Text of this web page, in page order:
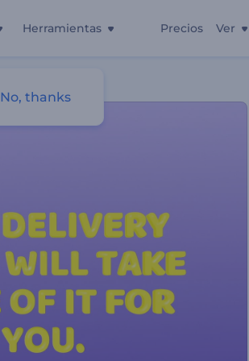
Herramientas Precios Ver
No, thanks